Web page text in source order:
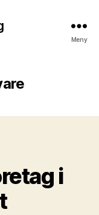
Meny
i